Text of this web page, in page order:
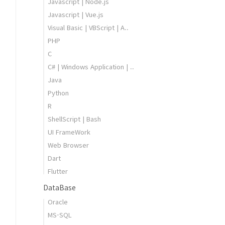
Javascript | Vue.js
Visual Basic | VBScript | A..
PHP
C
C# | Windows Application | ..
Java
Python
R
ShellScript | Bash
UI FrameWork
Web Browser
Dart
Flutter
DataBase
Oracle
MS-SQL